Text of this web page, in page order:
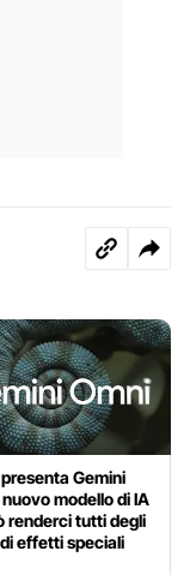
Gemini
nuovo modello di IA
renderci tutti degli
effetti speciali